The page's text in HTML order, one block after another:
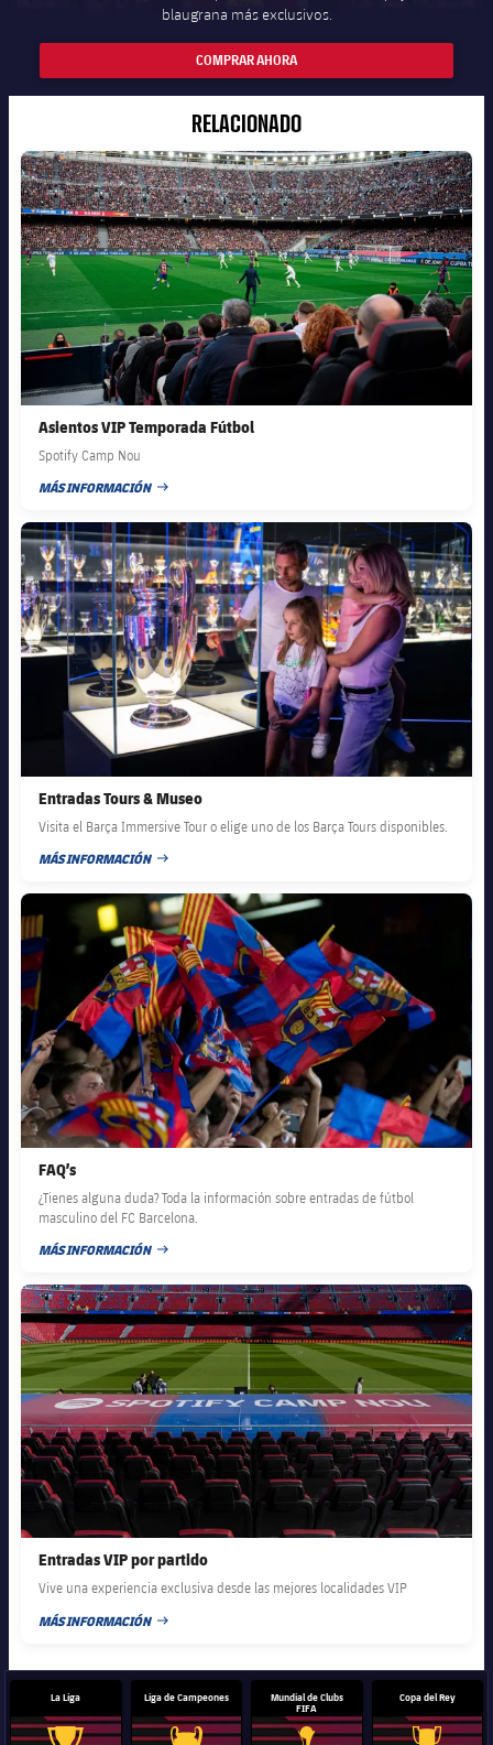
blaugrana más exclusivos.
COMPRAR AHORA
RELACIONADO
FC Barcelona club badge
Asientos VIP Temporada Fútbol
Spotify Camp Nou
MÁS INFORMACIÓN
FECHA DE PUBLICACIÓN
FC Barcelona club badge
Entradas Tours & Museo
Visita el Barça Immersive Tour o elige uno de los Barça Tours disponibles.
MÁS INFORMACIÓN
FECHA DE PUBLICACIÓN
FC Barcelona club badge
FAQ’s
¿Tienes alguna duda? Toda la información sobre entradas de fútbol
masculino del FC Barcelona.
MÁS INFORMACIÓN
FECHA DE PUBLICACIÓN
FC Barcelona club badge
Entradas VIP por partido
Vive una experiencia exclusiva desde las mejores localidades VIP
MÁS INFORMACIÓN
FECHA DE PUBLICACIÓN
La Liga Liga de Campeones
Mundial de Clubs
FIFA
Copa del Rey